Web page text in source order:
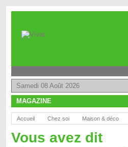
Samedi 08 Août 2026
MAGAZINE
Accueil Chez soi Maison & déco
Vous avez dit